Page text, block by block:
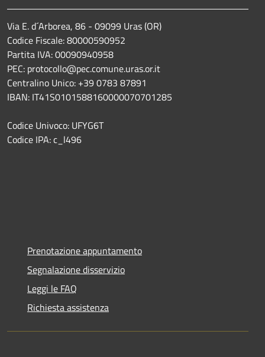
Via E. d´Arborea, 86 - 09099 Uras (OR)
Codice Fiscale: 80000590952
Partita IVA: 00090940958
PEC: protocollo@pec.comune.uras.or.it
Centralino Unico: +39 0783 87891
IBAN: IT41S0101588160000070701285
Codice Univoco: UFYG6T
Codice IPA: c_l496
Prenotazione appuntamento
Segnalazione disservizio
Leggi le FAQ
Richiesta assistenza